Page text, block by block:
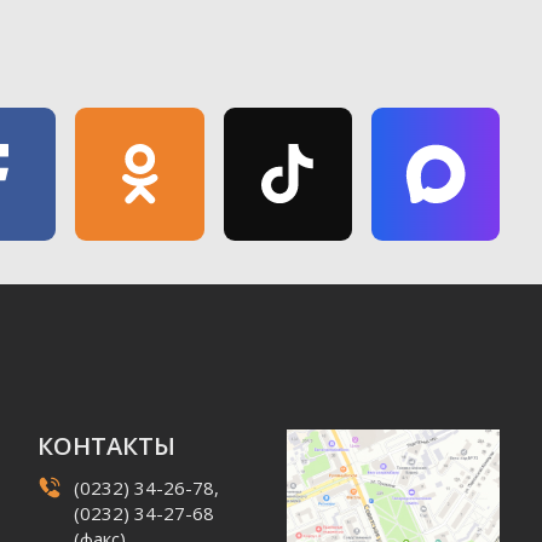
КОНТАКТЫ
(0232) 34-26-78,
(0232) 34-27-68